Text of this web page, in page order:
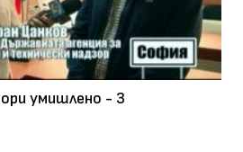
умишлено - 3